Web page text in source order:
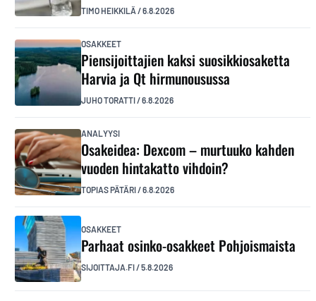
TIMO HEIKKILÄ /6.8.2026
OSAKKEET
Piensijoittajien kaksi suosikkiosaketta
Harvia ja Qt hirmunousussa
JUHO TORATTI/6.8.2026
ANALYYSI
Osakeidea: Dexcom – murtuuko kahden
vuoden hintakatto vihdoin?
TOPIAS PÄTÄRI/6.8.2026
OSAKKEET
Parhaat osinko-osakkeet Pohjoismaista
SIJOITTAJA.FI/5.8.2026